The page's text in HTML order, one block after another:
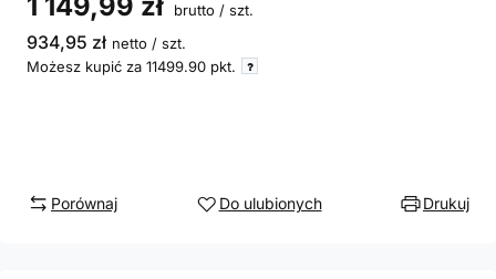
brutto / szt.
934,95 zł netto / szt.
Możesz kupić za 11499.90 pkt.
Porównaj Do ulubionych Drukuj